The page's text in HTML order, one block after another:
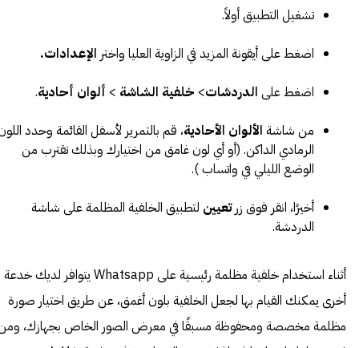
تشغيل التطبيق أولاً.
اضغط على أيقونة المزيد في الزاوية العليا واختر الإعدادات.
اضغط على الدردشات> خلفية الشاشة > ألوان أحادية.
من شاشة الألوان الأحادية، قم بالتمرير لأسفل القائمة وحدد
الرمادي الداكن. (أو أي لون غامق من اختيارك وبذلك تقترب من
الوضع الليلي في واتساب ).
أخيرًا، انقر فوق زرتعيين لتطبيق الخلفية المظلمة على شاشة
الدردشة.
أثناء استخدام خلفية مظلمة رئيسية على Whatsapp يتوافر لديك خدعة
أخرى يمكنك القيام بها لجعل الخلفية بلون أغمق، عن طريق اختيار صورة
مظلمة مخصصة ومحفوظة مسبقًا في معرض الصور الخاص بجهازك،